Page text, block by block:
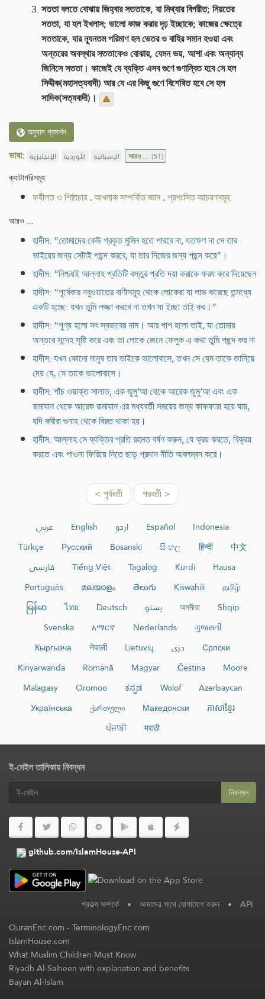
সততা বলতে বোঝায় জিহ্বার সততাকে, যা মিথ্যার বিপরীত; নিয়তের
সততা, যা হল ইখলাস; ভালো কাজ করার দৃঢ় ইচ্ছাকে; কাজের ক্ষেত্রে
সততাকে, যার ন্যূনতম পরিমাণ হল ভেতর ও বাহির সমান হওয়া এবং
অন্তরের অবস্থার সততাকেও বোঝায়, যেমন ভয়, আশা এবং অন্যান্য
জিনিসে সততা। কাজেই যে ব্যক্তি এসব গুণে গুণান্বিত হবে সে হল
সিদ্দীক(মহাসত্যবাদী) আর যে এর কিছু গুণে বিশেষিত হবে সে হল
সাদিক(সত্যবাদী)।
অনুবাদ প্রদর্শন
ভাষা: الإنجليزية الأوردية الإسبانية আরও ...(51)
ক্যাটাগরিসমূহ
ফযীলত ও শিষ্ঠাচার.আখলাক সম্পর্কিত জ্ঞান.প্রশংসিত আচরণসমূহ
আরও ...
হাদীস: “তোমাদের কেউ প্রকৃত মুমিন হতে পারবে না, যতক্ষণ না সে তার
ভাইয়ের জন্য সেটাই পছন্দ করবে, যা তার নিজের জন্য পছন্দ করে”।
হাদীস: “নিশ্চয়ই আল্লাহ প্রতিটি বস্তুর প্রতি দয়া করাকে ফরয করে দিয়েছেন
হাদীস: “পূর্বেকার নবুওয়াতের বাণীসমূহ থেকে লোকেরা যা লাভ করেছে তন্মধ্যে
একটি হচ্ছে: যখন তুমি লজ্জা করবে না তখন যা ইচ্ছা তাই কর।”
হাদীস: “পুণ্য হলো সৎ স্বভাবের নাম। আর পাপ হলো তাই, যা তোমার
অন্তরে সন্দেহ সৃষ্টি করে এবং তা লোকে জেনে ফেলুক এ কথা তুমি পছন্দ কর না
হাদীস: যখন কোনো মানুষ তার ভাইকে ভালোবাসে, তখন সে যেন তাকে জানিয়ে
দেয় যে, সে তাকে ভালোবাসে।
হাদীস: পাঁচ ওয়াক্ত সালাত, এক জুমু‘আ থেকে আরেক জুমু‘আ এবং এক
রামাযান থেকে আরেক রামাযান এর মধ্যবর্তী সময়ের জন্য কাফফারা হয়ে যায়,
যদি কবীরা গুনাহ থেকে বিরত থাকা হয়।
হাদীস: আল্লাহ সে ব্যক্তির প্রতি রহমত বর্ষণ করুন, যে ক্রয় করতে, বিক্রয়
করতে এবং পাওনা ফিরিয়ে নিতে ছাড় প্রদান নীতি অবলম্বন করে।
< পূর্ববর্তী পরবর্তী >
عربي English اردو Español
Indonesia
Türkçe
Русский Bosanski සිංහල हिन्दी
中文
فارسی
Tiếng Việt Tagalog Kurdî
Hausa
Português
മലയാളം తెలుగు Kiswahili
தமிழ்
မြန်မာ
ไทย Deutsch پښتو অসমীয়া
Shqip
Svenska
አማርኛ Nederlands
ગુજરાતી
Кыргызча
नेपाली Lietuvių دری
Српски
Kinyarwanda
Română Magyar Čeština
Moore
Malagasy
Oromoo ಕನ್ನಡ Wolof
Azərbaycan
Українська
ქართული Македонски
ភាសាខ្មែរ
ਪੰਜਾਬੀ
मराठी
ই-মেইল তালিকায় নিবন্ধন
নিবন্ধন
github.com/IslamHouse-API
প্রকল্প সম্পর্কে • আমাদের সাথে যোগাযোগ করুন • API
QuranEnc.com-TerminologyEnc.com
IslamHouse.com
What Muslim Children Must Know
Riyadh Al-Salheen with explanation and benefits
Bayan Al-Islam